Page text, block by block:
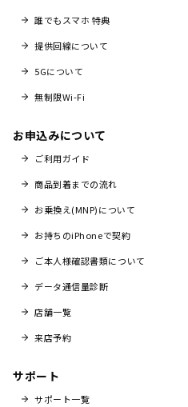
誰でもスマホ 特典
提供回線について
5Gについて
無制限Wi-Fi
お申込みについて
ご利用ガイド
商品到着までの流れ
お乗換え(MNP)について
お持ちのiPhoneで契約
ご本人様確認書類について
データ通信量診断
店舗一覧
来店予約
サポート
サポート一覧